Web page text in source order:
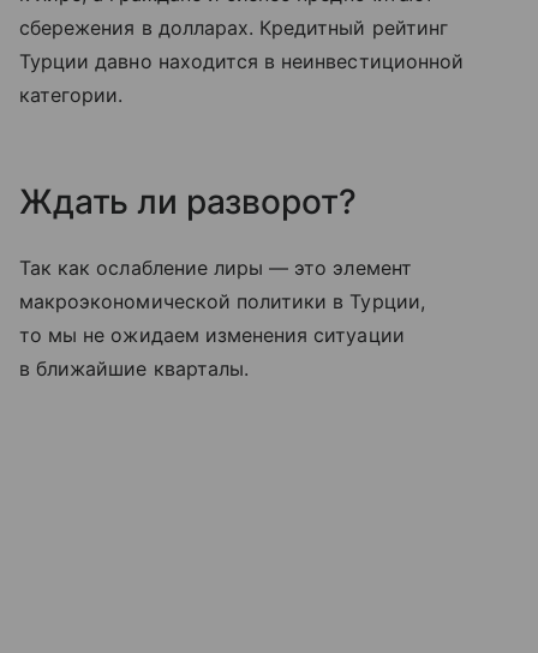
сбережения в долларах. Кредитный рейтинг
Турции давно находится в неинвестиционной
категории.
Ждать ли разворот?
Так как ослабление лиры — это элемент
макроэкономической политики в Турции,
то мы не ожидаем изменения ситуации
в ближайшие кварталы.